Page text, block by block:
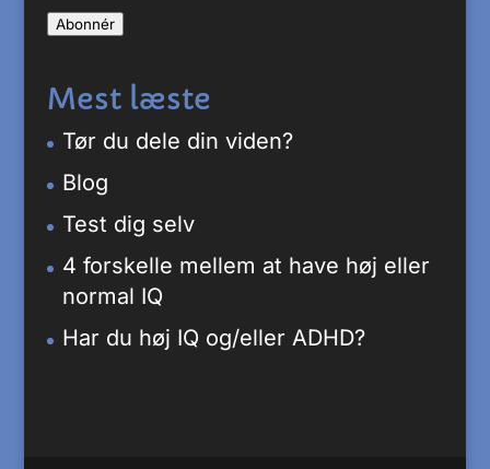
adresse
Abonnér
Mest læste
Tør du dele din viden?
Blog
Test dig selv
4 forskelle mellem at have høj eller
normal IQ
Har du høj IQ og/eller ADHD?